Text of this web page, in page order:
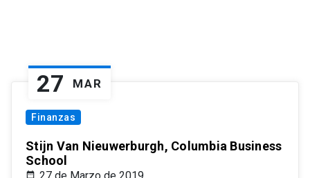
27 MAR
Finanzas
Stijn Van Nieuwerburgh, Columbia Business
School